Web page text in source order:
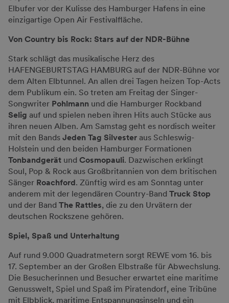
Elbufer vor der Kulisse des Hamburger Hafens in eine
einzigartige Open Air Festivalfläche.
Von Country bis Rock: Stars auf der NDR-Bühne
Stark schlägt das musikalische Herz des
HAFENGEBURTSTAG HAMBURG auf der NDR-Bühne vor
dem Alten Elbtunnel. An allen drei Tagen heizen Top-Acts
dem Publikum ein. So treten am Freitag der Singer-
Songwriter Pohlmann und die Hamburger Rockband
Selig auf und spielen neben ihren Hits auch Stücke aus
ihren neuen Alben. Am Samstag geht es nordisch weiter
mit den Bands Jeden Tag Silvester aus Schleswig-
Holstein und den beiden Hamburger Formationen
Tonbandgerät und Cosmopauli. Dazwischen erklingt
Soul, Pop & Rock aus Großbritannien von dem britischen
Sänger Roachford. Zünftig wird es am Sonntag unter
anderem mit der legendären Country-Band Truck Stop
und der Band The Rattles, die zu den Urvätern der
deutschen Rockszene gehören.
Spiel, Spaß und Unterhaltung
Auf rund 9.000 Quadratmetern sorgt REWE vom 16. bis
17. September an der Großen Elbstraße für Abwechslung.
Die Besucherinnen und Besucher erwartet eine maritime
Genusswelt, Spiel und Spaß im Piratendorf, eine Tribüne
mit Elbblick, maritime Entspannungsinseln und ein